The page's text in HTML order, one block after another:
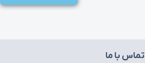
تماس با ما